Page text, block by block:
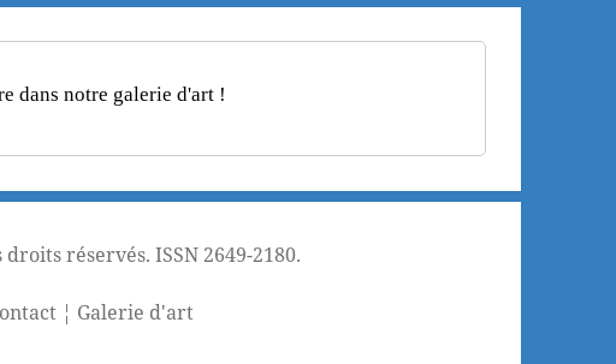
dans notre galerie d'art !
réservés. ISSN 2649-2180.
¦ Galerie d'art